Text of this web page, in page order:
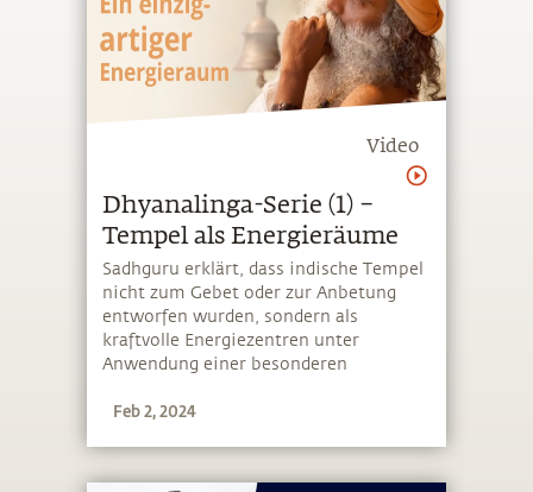
Video
Dhyanalinga-Serie (1) –
Tempel als Energieräume
Sadhguru erklärt, dass indische Tempel
nicht zum Gebet oder zur Anbetung
entworfen wurden, sondern als
kraftvolle Energiezentren unter
Anwendung einer besonderen
Feb 2, 2024